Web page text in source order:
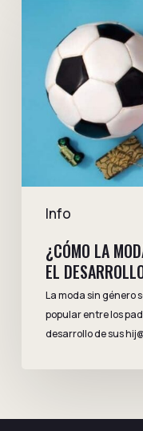
Info
género
influye
desarrollo
la
¿CÓMO LA
EL
La moda sin género
popular entre los
desarrollo de sus